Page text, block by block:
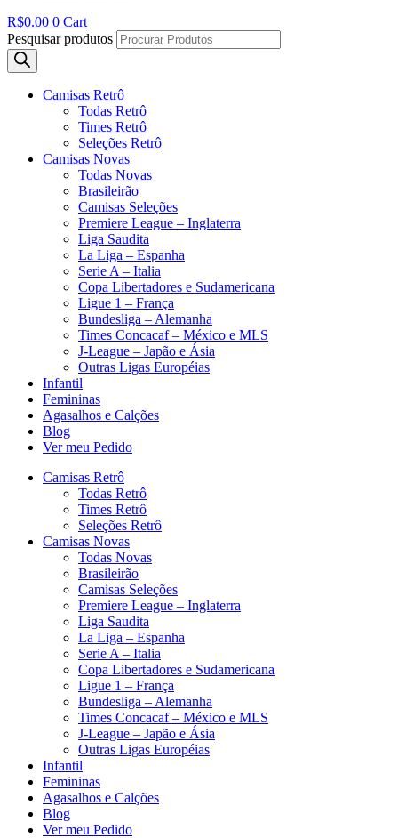
R$0.00 0 Cart
Pesquisar produtos
Camisas Retrô
Todas Retrô
Times Retrô
Seleções Retrô
Camisas Novas
Todas Novas
Brasileirão
Camisas Seleções
Premiere League – Inglaterra
Liga Saudita
La Liga – Espanha
Serie A – Italia
Copa Libertadores e Sudamericana
Ligue 1 – França
Bundesliga – Alemanha
Times Concacaf – México e MLS
J-League – Japão e Ásia
Outras Ligas Européias
Infantil
Femininas
Agasalhos e Calções
Blog
Ver meu Pedido
Camisas Retrô
Todas Retrô
Times Retrô
Seleções Retrô
Camisas Novas
Todas Novas
Brasileirão
Camisas Seleções
Premiere League – Inglaterra
Liga Saudita
La Liga – Espanha
Serie A – Italia
Copa Libertadores e Sudamericana
Ligue 1 – França
Bundesliga – Alemanha
Times Concacaf – México e MLS
J-League – Japão e Ásia
Outras Ligas Européias
Infantil
Femininas
Agasalhos e Calções
Blog
Ver meu Pedido